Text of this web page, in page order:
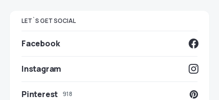
LET`S GET SOCIAL
Facebook
Instagram
Pinterest 918